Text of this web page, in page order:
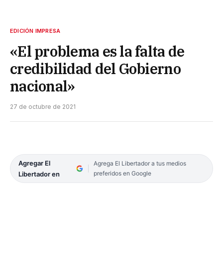
EDICIÓN IMPRESA
«El problema es la falta de
credibilidad del Gobierno
nacional»
27 de octubre de 2021
Agregar El
Libertador en
Agrega El Libertador a tus medios
preferidos en Google